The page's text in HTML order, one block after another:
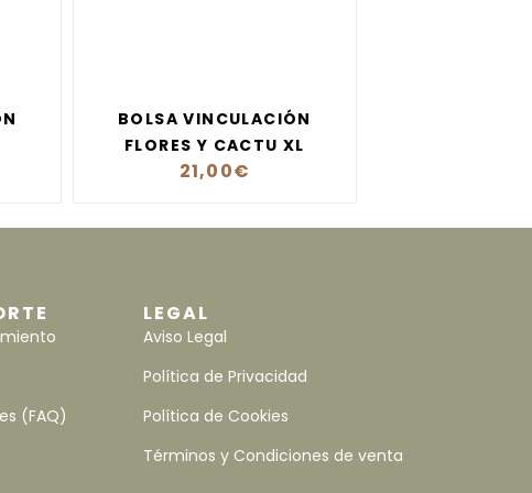
BOLSA VINCULACIÓN
FLORES Y CACTU XL
21,00€
(FAQ)
LEGAL
Aviso Legal
Política de Privacidad
Política de Cookies
Términos y Condiciones de venta